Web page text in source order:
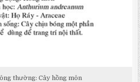
thường: Cây hồng môn